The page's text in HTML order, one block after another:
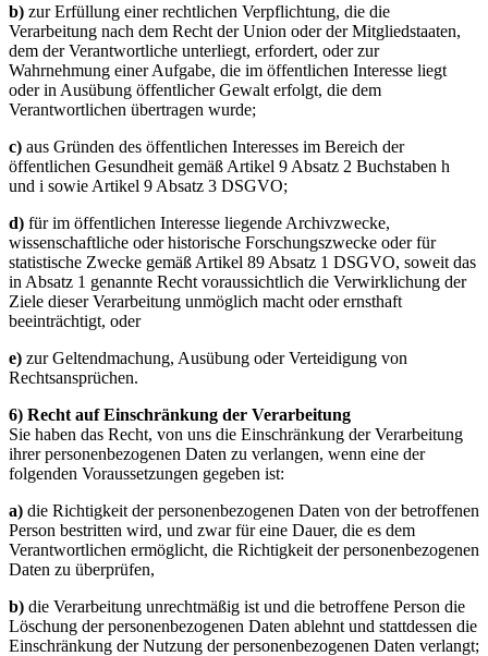
b) zur Erfüllung einer rechtlichen Verpflichtung, die die
Verarbeitung nach dem Recht der Union oder der Mitgliedstaaten,
dem der Verantwortliche unterliegt, erfordert, oder zur
Wahrnehmung einer Aufgabe, die im öffentlichen Interesse liegt
oder in Ausübung öffentlicher Gewalt erfolgt, die dem
Verantwortlichen übertragen wurde;
c) aus Gründen des öffentlichen Interesses im Bereich der
öffentlichen Gesundheit gemäß Artikel 9 Absatz 2 Buchstaben h
und i sowie Artikel 9 Absatz 3 DSGVO;
d) für im öffentlichen Interesse liegende Archivzwecke,
wissenschaftliche oder historische Forschungszwecke oder für
statistische Zwecke gemäß Artikel 89 Absatz 1 DSGVO, soweit das
in Absatz 1 genannte Recht voraussichtlich die Verwirklichung der
Ziele dieser Verarbeitung unmöglich macht oder ernsthaft
beeinträchtigt, oder
e) zur Geltendmachung, Ausübung oder Verteidigung von
Rechtsansprüchen.
6) Recht auf Einschränkung der Verarbeitung
Sie haben das Recht, von uns die Einschränkung der Verarbeitung
ihrer personenbezogenen Daten zu verlangen, wenn eine der
folgenden Voraussetzungen gegeben ist:
a) die Richtigkeit der personenbezogenen Daten von der betroffenen
Person bestritten wird, und zwar für eine Dauer, die es dem
Verantwortlichen ermöglicht, die Richtigkeit der personenbezogenen
Daten zu überprüfen,
b) die Verarbeitung unrechtmäßig ist und die betroffene Person die
Löschung der personenbezogenen Daten ablehnt und stattdessen die
Einschränkung der Nutzung der personenbezogenen Daten verlangt;